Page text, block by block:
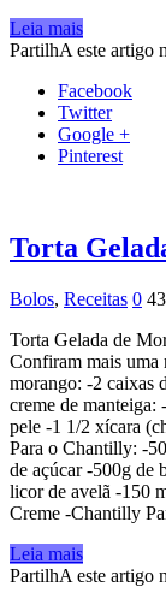
Leia mais
PartilhA este artigo
Facebook
Twitter
Google +
Pinterest
Torta
Bolos, Receitas 0
Torta Gelada de
Confiram mais uma
morango: -2 caixas
creme de manteiga:
pele -1 1/2 xícara
Para o Chantilly: -
de açúcar -500g de
licor de avelã -150
Creme -Chantilly
Leia mais
PartilhA este artigo